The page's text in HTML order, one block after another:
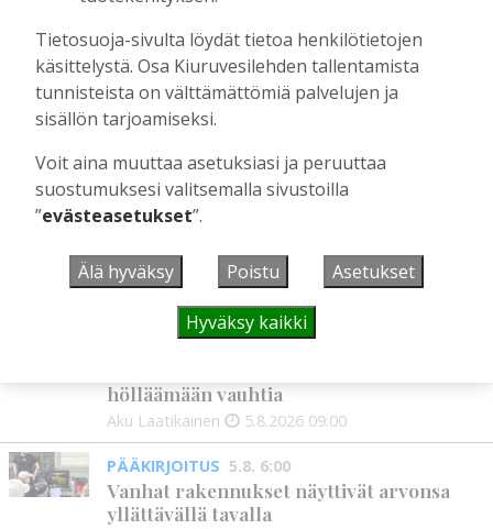
Suuret kuolonvuodet tekivät tuhojaan
Kiuruvedellä 1600-luvun lopulla
Tilaajille
Mikko Remes täyttää 50 vuotta – vaikka
villitystäkin on havaittavissa, sanoo
hölläämään vauhtia
Aku Laatikainen 5.8.2026 09:00
PÄÄKIRJOITUS 5.8. 6:00
Vanhat rakennukset näyttivät arvonsa
yllättävällä tavalla
Tietosuoja-sivulta löydät tietoa henkilötietojen
käsittelystä. Osa Kiuruvesilehden tallentamista
tunnisteista on välttämättömiä palvelujen ja
sisällön tarjoamiseksi.
Voit aina muuttaa asetuksiasi ja peruuttaa
suostumuksesi valitsemalla sivustoilla
”evästeasetukset”.
Älä hyväksy Poistu Asetukset
Hyväksy kaikki